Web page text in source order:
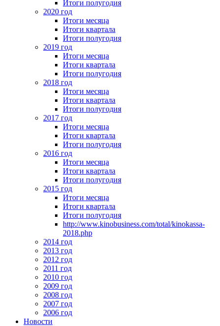
Итоги полугодия
2020 год
Итоги месяца
Итоги квартала
Итоги полугодия
2019 год
Итоги месяца
Итоги квартала
Итоги полугодия
2018 год
Итоги месяца
Итоги квартала
Итоги полугодия
2017 год
Итоги месяца
Итоги квартала
Итоги полугодия
2016 год
Итоги месяца
Итоги квартала
Итоги полугодия
2015 год
Итоги месяца
Итоги квартала
Итоги полугодия
http://www.kinobusiness.com/total/kinokassa-
2018.php
2014 год
2013 год
2012 год
2011 год
2010 год
2009 год
2008 год
2007 год
2006 год
Новости